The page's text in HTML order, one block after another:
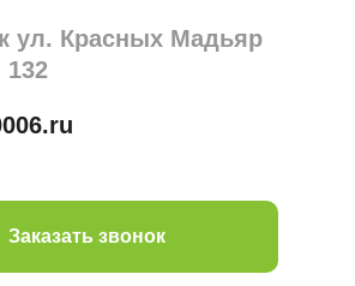
ул. Красных Мадьяр
Заказать звонок